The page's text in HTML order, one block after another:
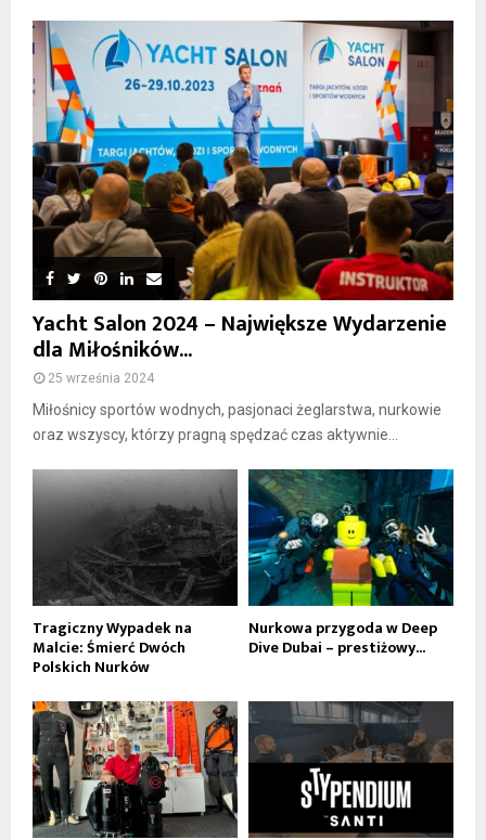
Yacht Salon 2024 – Największe Wydarzenie
dla Miłośników...
25 września 2024
Miłośnicy sportów wodnych, pasjonaci żeglarstwa, nurkowie
oraz wszyscy, którzy pragną spędzać czas aktywnie...
Tragiczny Wypadek na
Malcie: Śmierć Dwóch
Polskich Nurków
Nurkowa przygoda w Deep
Dive Dubai – prestiżowy...